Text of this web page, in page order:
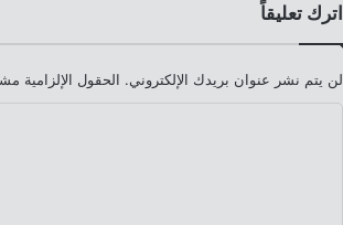
اترك تعليقاً
لن يتم نشر عنوان بريدك الإلكتروني. الحقول الإلزامية